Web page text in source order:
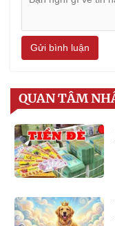
Gửi bình luận
QUAN TÂM